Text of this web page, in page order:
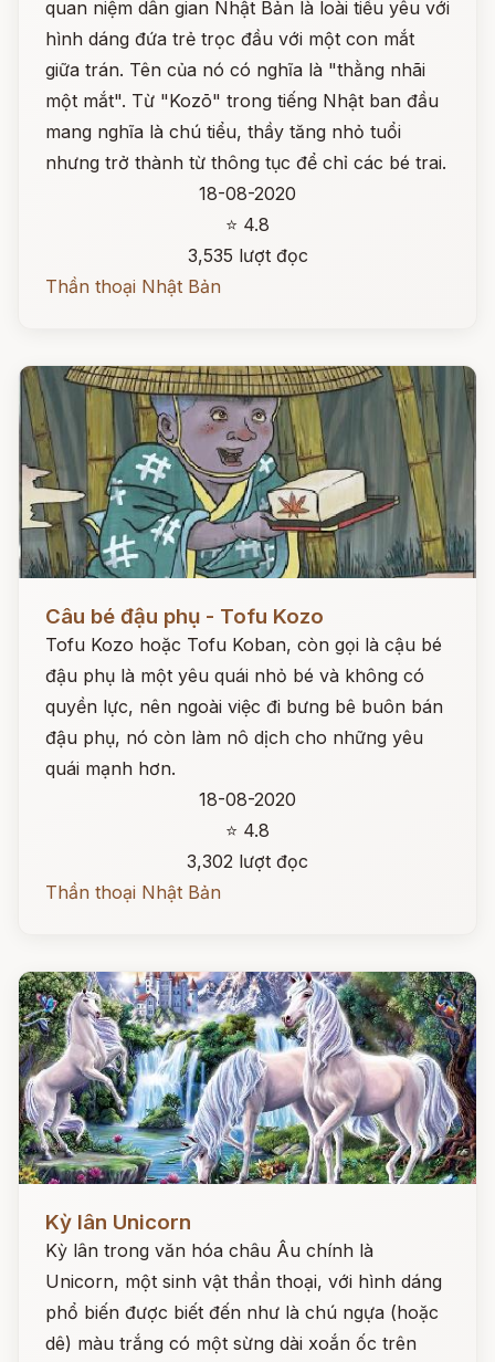
quan niệm dân gian Nhật Bản là loài tiểu yêu với
hình dáng đứa trẻ trọc đầu với một con mắt
giữa trán. Tên của nó có nghĩa là "thằng nhãi
một mắt". Từ "Kozō" trong tiếng Nhật ban đầu
mang nghĩa là chú tiểu, thầy tăng nhỏ tuổi
nhưng trở thành từ thông tục để chỉ các bé trai.
18-08-2020
⭐ 4.8
3,535 lượt đọc
Thần thoại Nhật Bản
Câu bé đậu phụ - Tofu Kozo
Tofu Kozo hoặc Tofu Koban, còn gọi là cậu bé
đậu phụ là một yêu quái nhỏ bé và không có
quyền lực, nên ngoài việc đi bưng bê buôn bán
đậu phụ, nó còn làm nô dịch cho những yêu
quái mạnh hơn.
18-08-2020
⭐ 4.8
3,302 lượt đọc
Thần thoại Nhật Bản
Kỳ lân Unicorn
Kỳ lân trong văn hóa châu Âu chính là
Unicorn, một sinh vật thần thoại, với hình dáng
phổ biến được biết đến như là chú ngựa (hoặc
dê) màu trắng có một sừng dài xoắn ốc trên